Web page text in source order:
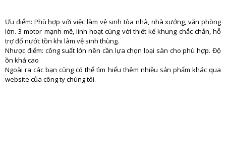
Ưu điểm: Phù hợp với việc làm vệ sinh tòa nhà, nhà xưởng, văn phòng
lớn. 3 motor mạnh mẽ, linh hoạt cùng với thiết kế khung chắc chắn, hỗ
trợ đổ nước tồn khi làm vệ sinh thùng.
Nhược điểm: công suất lớn nên cần lựa chọn loại sàn cho phù hợp. Độ
ồn khá cao
Ngoài ra các bạn cũng có thể tìm hiểu thêm nhiều sản phẩm khác qua
website của công ty chúng tôi.